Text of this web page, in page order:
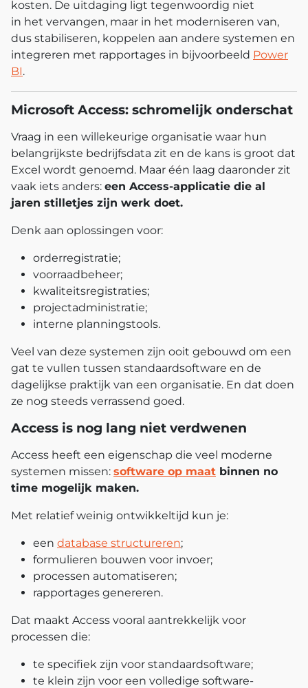
kosten. De uitdaging ligt tegenwoordig niet
in het vervangen, maar in het moderniseren van,
dus stabiliseren, koppelen aan andere systemen en
integreren met rapportages in bijvoorbeeld Power
BI.
Microsoft Access: schromelijk onderschat
Vraag in een willekeurige organisatie waar hun
belangrijkste bedrijfsdata zit en de kans is groot dat
Excel wordt genoemd. Maar één laag daaronder zit
vaak iets anders: een Access-applicatie die al
jaren stilletjes zijn werk doet.
Denk aan oplossingen voor:
orderregistratie;
voorraadbeheer;
kwaliteitsregistraties;
projectadministratie;
interne planningstools.
Veel van deze systemen zijn ooit gebouwd om een
gat te vullen tussen standaardsoftware en de
dagelijkse praktijk van een organisatie. En dat doen
ze nog steeds verrassend goed.
Access is nog lang niet verdwenen
Access heeft een eigenschap die veel moderne
systemen missen: software op maat binnen no
time mogelijk maken.
Met relatief weinig ontwikkeltijd kun je:
een database structureren;
formulieren bouwen voor invoer;
processen automatiseren;
rapportages genereren.
Dat maakt Access vooral aantrekkelijk voor
processen die:
te specifiek zijn voor standaardsoftware;
te klein zijn voor een volledige software-